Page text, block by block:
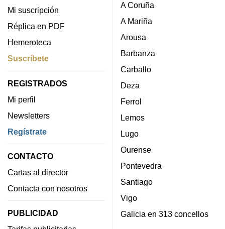
Mi suscripción
Réplica en PDF
Hemeroteca
Suscríbete
REGISTRADOS
Mi perfil
Newsletters
Regístrate
CONTACTO
Cartas al director
Contacta con nosotros
PUBLICIDAD
A Coruña
A Mariña
Arousa
Barbanza
Carballo
Deza
Ferrol
Lemos
Lugo
Ourense
Pontevedra
Santiago
Vigo
Galicia en 313 concellos